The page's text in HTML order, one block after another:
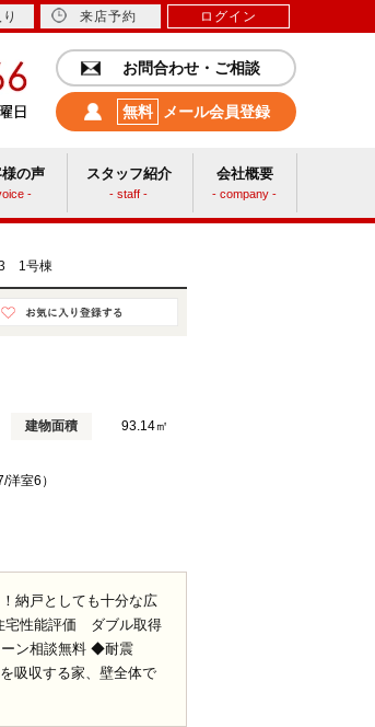
来店予約 ログイン
お問合わせ・ご相談
無料 メール会員登録
の声
-
スタッフ紹介
- staff -
会社概要
- company -
3 1号棟
建物面積 93.14㎡
室6）
納戸としても十分な広
宅性能評価 ダブル取得
ーン相談無料 ◆耐震
吸収する家、壁全体で